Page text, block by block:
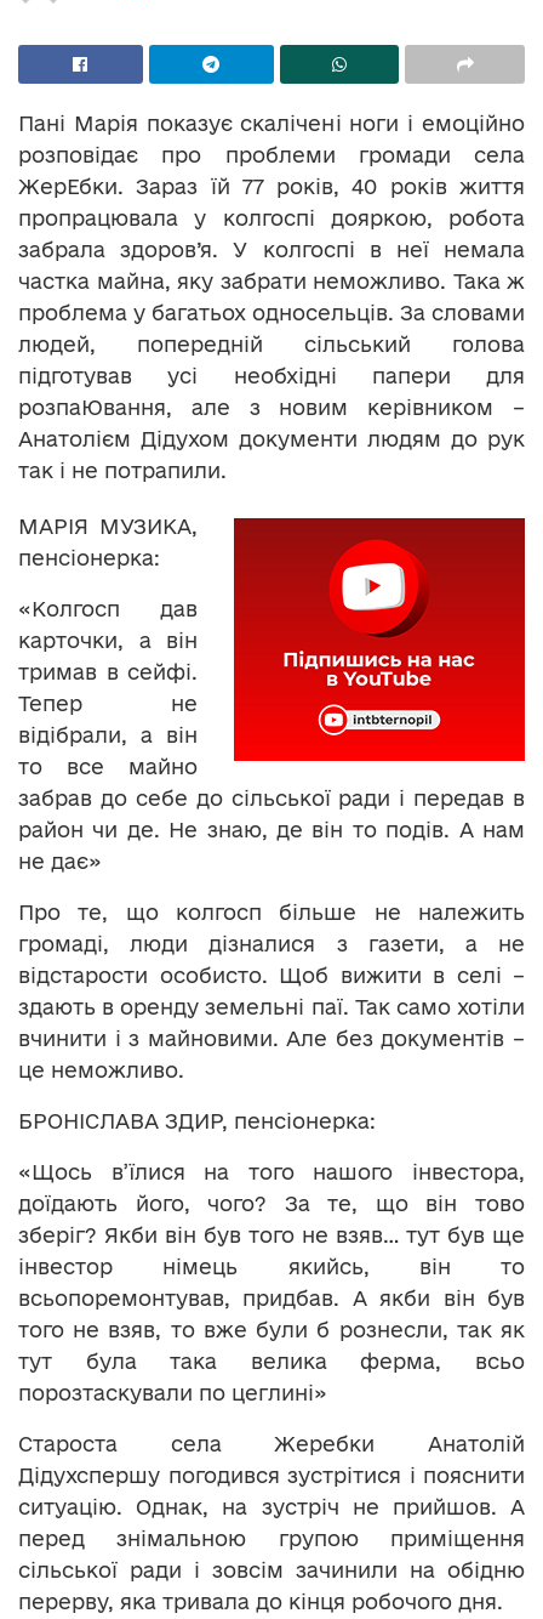
Пані Марія показує скалічені ноги і емоційно
розповідає про проблеми громади села
ЖерЕбки. Зараз їй 77 років, 40 років життя
пропрацювала у колгоспі дояркою, робота
забрала здоров’я. У колгоспі в неї немала
частка майна, яку забрати неможливо. Така ж
проблема у багатьох односельців. За словами
людей, попередній сільський голова
підготував усі необхідні папери для
розпаЮвання, але з новим керівником –
Анатолієм Дідухом документи людям до рук
так і не потрапили.
МАРІЯ МУЗИКА,
пенсіонерка:
«Колгосп дав
карточки, а він
тримав в сейфі.
Тепер не
відібрали, а він
то все майно
забрав до себе до сільської ради і передав в
район чи де. Не знаю, де він то подів. А нам
не дає»
Про те, що колгосп більше не належить
громаді, люди дізналися з газети, а не
відстарости особисто. Щоб вижити в селі –
здають в оренду земельні паї. Так само хотіли
вчинити і з майновими. Але без документів –
це неможливо.
БРОНІСЛАВА ЗДИР, пенсіонерка:
«Щось в’їлися на того нашого інвестора,
доїдають його, чого? За те, що він тово
зберіг? Якби він був того не взяв… тут був ще
інвестор німець якийсь, він то
всьопоремонтував, придбав. А якби він був
того не взяв, то вже були б рознесли, так як
тут була така велика ферма, всьо
порозтаскували по цеглині»
Староста села Жеребки Анатолій
Дідухспершу погодився зустрітися і пояснити
ситуацію. Однак, на зустріч не прийшов. А
перед знімальною групою приміщення
сільської ради і зовсім зачинили на обідню
перерву, яка тривала до кінця робочого дня.